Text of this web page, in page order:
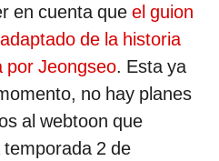
en cuenta que el guion
de la historia
por Jeongseo. Esta ya
no hay planes
al webtoon que
2 de